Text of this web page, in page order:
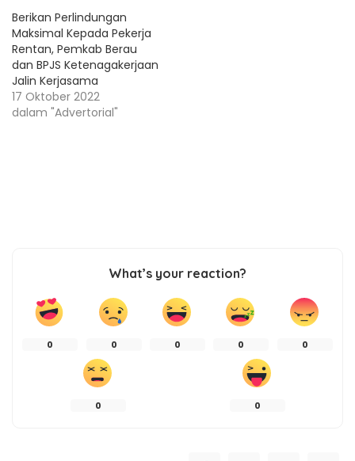
Berikan Perlindungan
Maksimal Kepada Pekerja
Rentan, Pemkab Berau
dan BPJS Ketenagakerjaan
Jalin Kerjasama
17 Oktober 2022
dalam "Advertorial"
What’s your reaction?
0 0 0 0 0
0 0